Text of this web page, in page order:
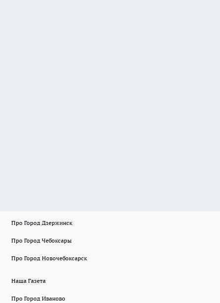
Про Город Дзержинск
Про Город Чебоксары
Про Город Новочебоксарск
Наша Газета
Про Город Иваново